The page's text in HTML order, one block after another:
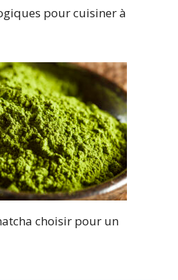
pour cuisiner à
choisir pour un